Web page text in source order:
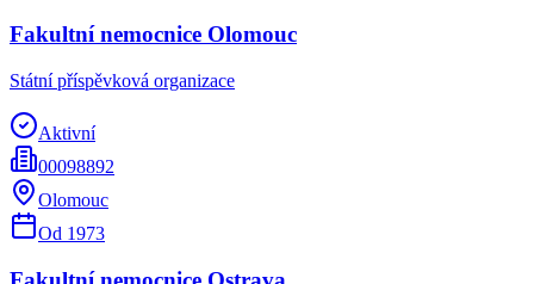
Fakultní nemocnice Olomouc
Státní příspěvková organizace
Aktivní
00098892
Olomouc
Od 1973